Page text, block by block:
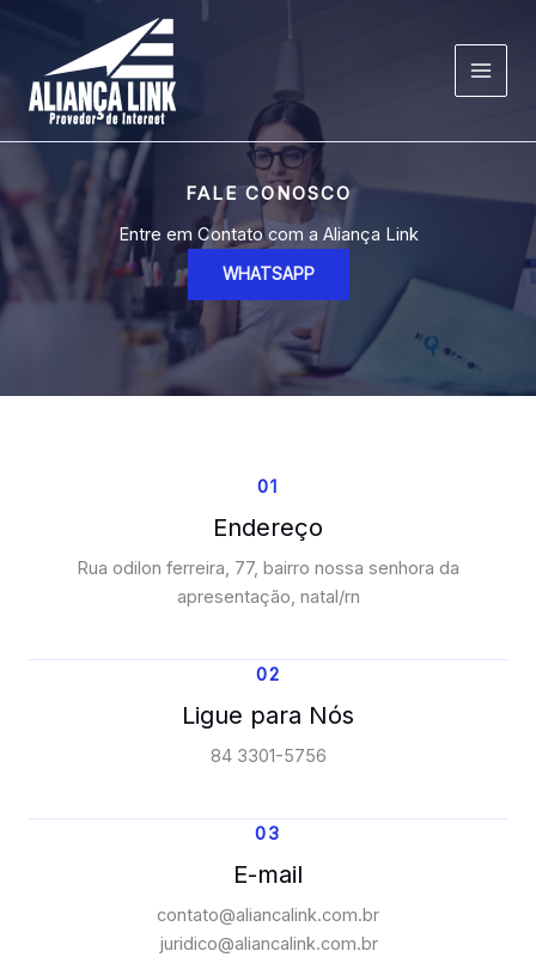
conteúdo
MAIN
FALE CONOSCO
Entre em Contato com a Aliança Link
WHATSAPP
01
Endereço
Rua odilon ferreira, 77, bairro nossa senhora da
apresentação, natal/rn
02
Ligue para Nós
84 3301-5756
03
E-mail
contato@aliancalink.com.br
juridico@aliancalink.com.br